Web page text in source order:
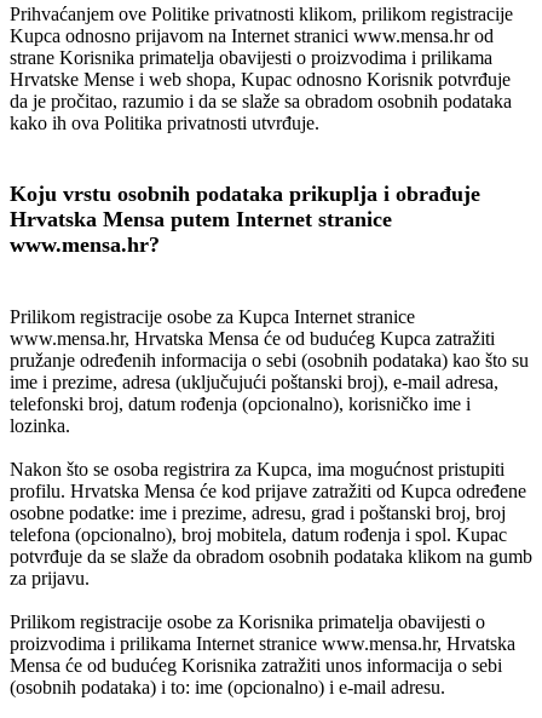
Prihvaćanjem ove Politike privatnosti klikom, prilikom registracije
Kupca odnosno prijavom na Internet stranici www.mensa.hr od
strane Korisnika primatelja obavijesti o proizvodima i prilikama
Hrvatske Mense i web shopa, Kupac odnosno Korisnik potvrđuje
da je pročitao, razumio i da se slaže sa obradom osobnih podataka
kako ih ova Politika privatnosti utvrđuje.
Koju vrstu osobnih podataka prikuplja i obrađuje
Hrvatska Mensa putem Internet stranice
www.mensa.hr?
Prilikom registracije osobe za Kupca Internet stranice
www.mensa.hr, Hrvatska Mensa će od budućeg Kupca zatražiti
pružanje određenih informacija o sebi (osobnih podataka) kao što su
ime i prezime, adresa (uključujući poštanski broj), e-mail adresa,
telefonski broj, datum rođenja (opcionalno), korisničko ime i
lozinka.
Nakon što se osoba registrira za Kupca, ima mogućnost pristupiti
profilu. Hrvatska Mensa će kod prijave zatražiti od Kupca određene
osobne podatke: ime i prezime, adresu, grad i poštanski broj, broj
telefona (opcionalno), broj mobitela, datum rođenja i spol. Kupac
potvrđuje da se slaže da obradom osobnih podataka klikom na gumb
za prijavu.
Prilikom registracije osobe za Korisnika primatelja obavijesti o
proizvodima i prilikama Internet stranice www.mensa.hr, Hrvatska
Mensa će od budućeg Korisnika zatražiti unos informacija o sebi
(osobnih podataka) i to: ime (opcionalno) i e-mail adresu.